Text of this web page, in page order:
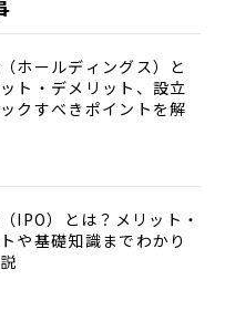
ホールディングス）と
ト・デメリット、設立
クすべきポイントを解
IPO）とは？メリット・
や基礎知識までわかり